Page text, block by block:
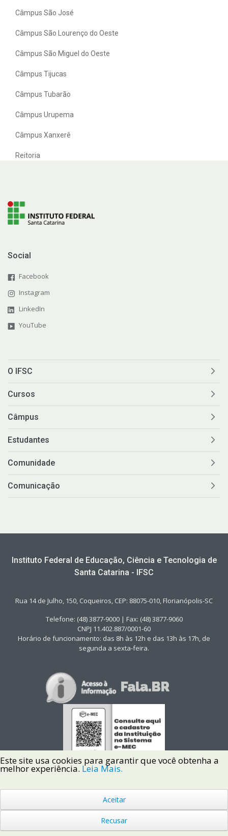
Câmpus São José
Câmpus São Lourenço do Oeste
Câmpus São Miguel do Oeste
Câmpus Tijucas
Câmpus Tubarão
Câmpus Urupema
Câmpus Xanxerê
Reitoria
Social
Facebook
Instagram
LinkedIn
YouTube
O IFSC
Cursos
Câmpus
Estudantes
Comunidade
Comunicação
Instituto Federal de Educação, Ciência e Tecnologia de
Santa Catarina - IFSC
Rua 14 de Julho, 150, Coqueiros, CEP: 88075-010, Florianópolis-SC
Telefone: (48) 3877-9000 | Fax: (48) 3877-9060
CNPJ 11.402.887/0001-60
Horário de funcionamento: das 8h às 12h e das 13h às 17h, de
segunda a sexta-feira.
Copyright © 2022 Instituto Federal de Santa Catarina IFSC
Todos os Direitos Reservados.
Este site usa cookies para garantir que você obtenha a
melhor experiência. Leia Mais.
Aceitar
Recusar